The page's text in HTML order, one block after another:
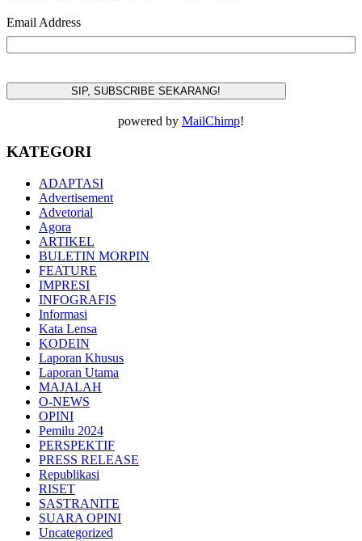
Email Address
powered by MailChimp!
KATEGORI
ADAPTASI
Advertisement
Advetorial
Agora
ARTIKEL
BULETIN MORPIN
FEATURE
IMPRESI
INFOGRAFIS
Informasi
Kata Lensa
KODEIN
Laporan Khusus
Laporan Utama
MAJALAH
O-NEWS
OPINI
Pemilu 2024
PERSPEKTIF
PRESS RELEASE
Republikasi
RISET
SASTRANITE
SUARA OPINI
Uncategorized